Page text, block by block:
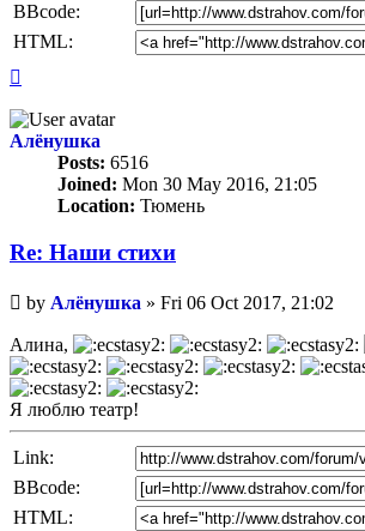
BBcode:
HTML:
Алёнушка
Posts: 6516
Joined: Mon 30 May 2016, 21:05
Location: Тюмень
Re: Наши стихи
Unread
post
by Алёнушка » Fri 06 Oct 2017, 21:02
Алина,
Я люблю театр!
Link:
BBcode:
HTML: